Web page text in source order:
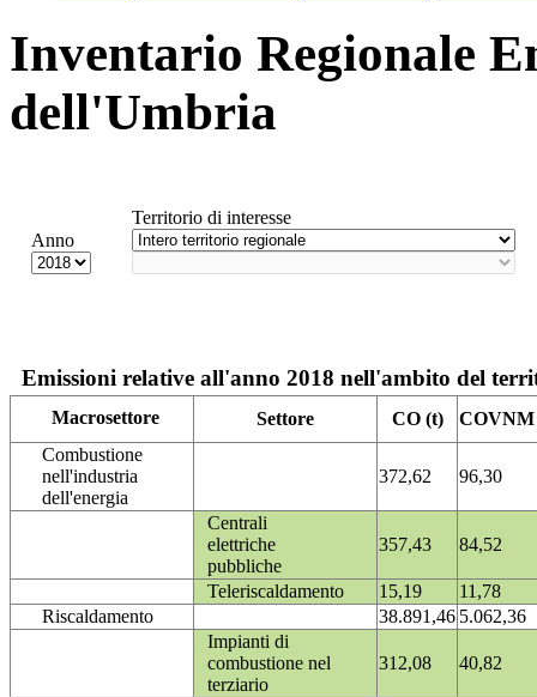
Inventario Regionale
dell'Umbria
Anno
Territorio di interesse
Emissioni relative all'anno 2018 nell'ambito del
Macrosettore Settore CO (t)
COVNM
Combustione
nell'industria
dell'energia
372,62 96,30
Centrali
elettriche
pubbliche
357,43 84,52
Teleriscaldamento 15,19
11,78
Riscaldamento
38.891,46 5.062,36
Impianti di
combustione nel
terziario
312,08 40,82